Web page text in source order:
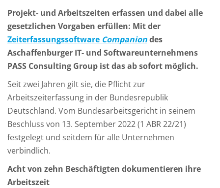
Projekt- und Arbeitszeiten erfassen und dabei alle
gesetzlichen Vorgaben erfüllen: Mit der
Zeiterfassungssoftware Companiondes
Aschaffenburger IT- und Softwareunternehmens
PASS Consulting Group ist das ab sofort möglich.
Seit zwei Jahren gilt sie, die Pflicht zur
Arbeitszeiterfassung in der Bundesrepublik
Deutschland. Vom Bundesarbeitsgericht in seinem
Beschluss von 13. September 2022 (1 ABR 22/21)
festgelegt und seitdem für alle Unternehmen
verbindlich.
Acht von zehn Beschäftigten dokumentieren ihre
Arbeitszeit